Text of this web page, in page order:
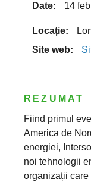
Date: 14
Locație:
Site web:
REZUMAT
Fiind primul
America de
energiei,
noi tehnologii
organizații